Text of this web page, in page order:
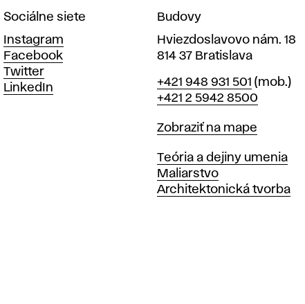
Sociálne siete
Instagram
Facebook
Twitter
LinkedIn
Budovy
Hviezdoslavovo nám. 18
814 37 Bratislava
Telefón
+421 948 931 501 (mob.)
+421 2 5942 8500
Mapa
Zobraziť na mape
Katedry
Teória a dejiny umenia
Maliarstvo
Architektonická tvorba